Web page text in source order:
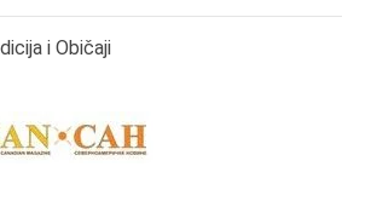
i Običaji